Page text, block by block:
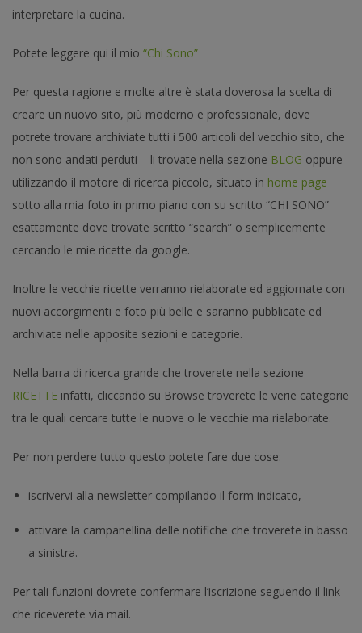
interpretare la cucina.
Potete leggere qui il mio “Chi Sono”
Per questa ragione e molte altre è stata doverosa la scelta di
creare un nuovo sito, più moderno e professionale, dove
potrete trovare archiviate tutti i 500 articoli del vecchio sito, che
non sono andati perduti – li trovate nella sezione BLOG oppure
utilizzando il motore di ricerca piccolo, situato in home page
sotto alla mia foto in primo piano con su scritto “CHI SONO”
esattamente dove trovate scritto “search” o semplicemente
cercando le mie ricette da google.
Inoltre le vecchie ricette verranno rielaborate ed aggiornate con
nuovi accorgimenti e foto più belle e saranno pubblicate ed
archiviate nelle apposite sezioni e categorie.
Nella barra di ricerca grande che troverete nella sezione
RICETTE infatti, cliccando su Browse troverete le verie categorie
tra le quali cercare tutte le nuove o le vecchie ma rielaborate.
Per non perdere tutto questo potete fare due cose:
iscrivervi alla newsletter compilando il form indicato,
attivare la campanellina delle notifiche che troverete in basso
a sinistra.
Per tali funzioni dovrete confermare l’iscrizione seguendo il link
che riceverete via mail.